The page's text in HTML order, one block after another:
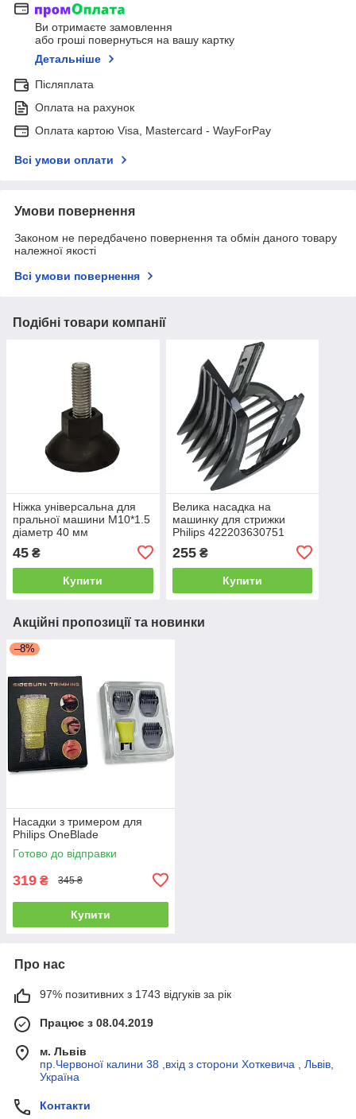
Ви отримаєте замовлення
або гроші повернуться на вашу картку
Детальніше
Післяплата
Оплата на рахунок
Оплата картою Visa, Mastercard - WayForPay
Всі умови оплати
Умови повернення
Законом не передбачено повернення та обмін даного товару
належної якості
Всі умови повернення
Подібні товари компанії
Ніжка універсальна для
пральної машини М10*1.5
діаметр 40 мм
45 ₴
Купити
Велика насадка на
машинку для стрижки
Philips 422203630751
255₴
Купити
Акційні пропозиції та новинки
–8%
Насадки з тримером для
Philips OneBlade
Готово до відправки
319 ₴ 345 ₴
Купити
Про нас
97% позитивних з 1743 відгуків за рік
Працює з 08.04.2019
м. Львів
пр.Червоної калини 38 ,вхід з сторони Хоткевича , Львів,
Україна
Контакти